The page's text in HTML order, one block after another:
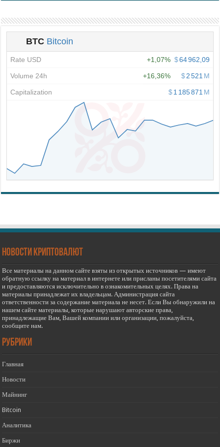
новости криптовалют
Все материалы на данном сайте взяты из открытых источников — имеют
обратную ссылку на материал в интернете или присланы посетителями сайта
и предоставляются исключительно в ознакомительных целях. Права на
материалы принадлежат их владельцам. Администрация сайта
ответственности за содержание материала не несет. Если Вы обнаружили на
нашем сайте материалы, которые нарушают авторские права,
принадлежащие Вам, Вашей компании или организации, пожалуйста,
сообщите нам.
РУБРИКИ
Главная
Новости
Майнинг
Bitcoin
Аналитика
Биржи